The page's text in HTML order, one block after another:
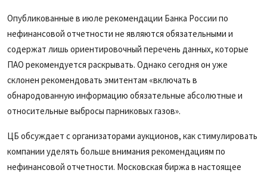
Опубликованные в июле рекомендации Банка России по
нефинансовой отчетности не являются обязательными и
содержат лишь ориентировочный перечень данных, которые
ПАО рекомендуется раскрывать. Однако сегодня он уже
склонен рекомендовать эмитентам «включать в
обнародованную информацию обязательные абсолютные и
относительные выбросы парниковых газов».
ЦБ обсуждает с организаторами аукционов, как стимулировать
компании уделять больше внимания рекомендациям по
нефинансовой отчетности. Московская биржа в настоящее